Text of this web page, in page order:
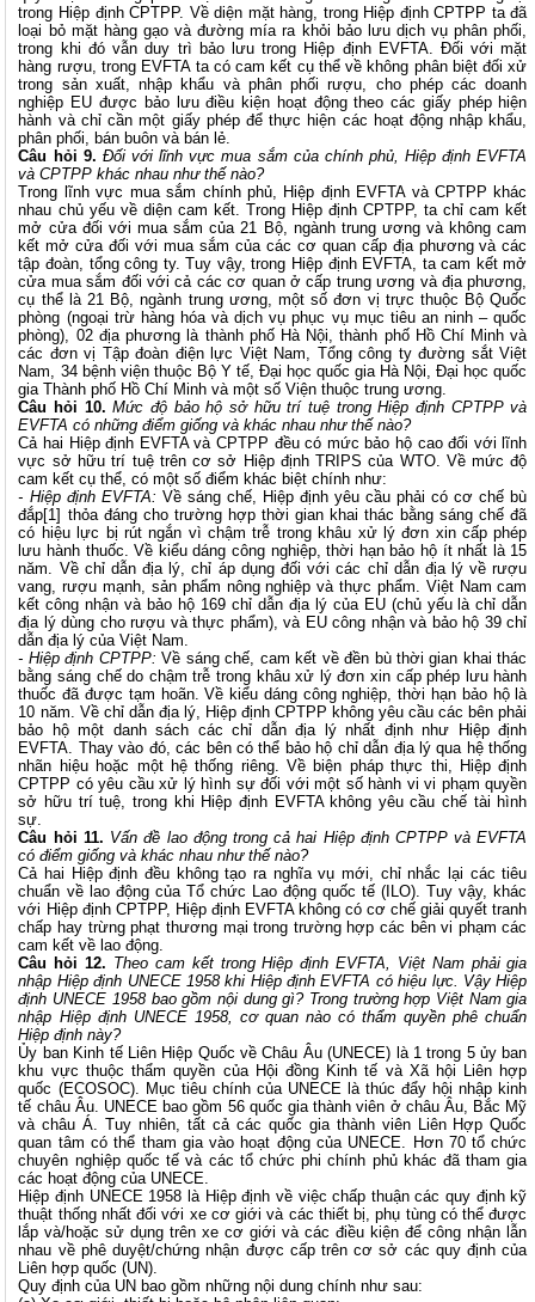
trong Hiệp định CPTPP. Về diện mặt hàng, trong Hiệp định CPTPP ta đã
loại bỏ mặt hàng gạo và đường mía ra khỏi bảo lưu dịch vụ phân phối,
trong khi đó vẫn duy trì bảo lưu trong Hiệp định EVFTA. Đối với mặt
hàng rượu, trong EVFTA ta có cam kết cụ thể về không phân biệt đối xử
trong sản xuất, nhập khẩu và phân phối rượu, cho phép các doanh
nghiệp EU được bảo lưu điều kiện hoạt động theo các giấy phép hiện
hành và chỉ cần một giấy phép để thực hiện các hoạt động nhập khẩu,
phân phối, bán buôn và bán lẻ.
Câu hỏi 9. Đối với lĩnh vực mua sắm của chính phủ, Hiệp định EVFTA
và CPTPP khác nhau như thế nào?
Trong lĩnh vực mua sắm chính phủ, Hiệp định EVFTA và CPTPP khác
nhau chủ yếu về diện cam kết. Trong Hiệp định CPTPP, ta chỉ cam kết
mở cửa đối với mua sắm của 21 Bộ, ngành trung ương và không cam
kết mở cửa đối với mua sắm của các cơ quan cấp địa phương và các
tập đoàn, tổng công ty. Tuy vậy, trong Hiệp định EVFTA, ta cam kết mở
cửa mua sắm đối với cả các cơ quan ở cấp trung ương và địa phương,
cụ thể là 21 Bộ, ngành trung ương, một số đơn vị trực thuộc Bộ Quốc
phòng (ngoại trừ hàng hóa và dịch vụ phục vụ mục tiêu an ninh – quốc
phòng), 02 địa phương là thành phố Hà Nội, thành phố Hồ Chí Minh và
các đơn vị Tập đoàn điện lực Việt Nam, Tổng công ty đường sắt Việt
Nam, 34 bệnh viện thuộc Bộ Y tế, Đại học quốc gia Hà Nội, Đại học quốc
gia Thành phố Hồ Chí Minh và một số Viện thuộc trung ương.
Câu hỏi 10. Mức độ bảo hộ sở hữu trí tuệ trong Hiệp định CPTPP và
EVFTA có những điểm giống và khác nhau như thế nào?
Cả hai Hiệp định EVFTA và CPTPP đều có mức bảo hộ cao đối với lĩnh
vực sở hữu trí tuệ trên cơ sở Hiệp định TRIPS của WTO. Về mức độ
cam kết cụ thể, có một số điểm khác biệt chính như:
- Hiệp định EVFTA: Về sáng chế, Hiệp định yêu cầu phải có cơ chế bù
đắp[1] thỏa đáng cho trường hợp thời gian khai thác bằng sáng chế đã
có hiệu lực bị rút ngắn vì chậm trễ trong khâu xử lý đơn xin cấp phép
lưu hành thuốc. Về kiểu dáng công nghiệp, thời hạn bảo hộ ít nhất là 15
năm. Về chỉ dẫn địa lý, chỉ áp dụng đối với các chỉ dẫn địa lý về rượu
vang, rượu mạnh, sản phẩm nông nghiệp và thực phẩm. Việt Nam cam
kết công nhận và bảo hộ 169 chỉ dẫn địa lý của EU (chủ yếu là chỉ dẫn
địa lý dùng cho rượu và thực phẩm), và EU công nhận và bảo hộ 39 chỉ
dẫn địa lý của Việt Nam.
- Hiệp định CPTPP: Về sáng chế, cam kết về đền bù thời gian khai thác
bằng sáng chế do chậm trễ trong khâu xử lý đơn xin cấp phép lưu hành
thuốc đã được tạm hoãn. Về kiểu dáng công nghiệp, thời hạn bảo hộ là
10 năm. Về chỉ dẫn địa lý, Hiệp định CPTPP không yêu cầu các bên phải
bảo hộ một danh sách các chỉ dẫn địa lý nhất định như Hiệp định
EVFTA. Thay vào đó, các bên có thể bảo hộ chỉ dẫn địa lý qua hệ thống
nhãn hiệu hoặc một hệ thống riêng. Về biện pháp thực thi, Hiệp định
CPTPP có yêu cầu xử lý hình sự đối với một số hành vi vi phạm quyền
sở hữu trí tuệ, trong khi Hiệp định EVFTA không yêu cầu chế tài hình
sự.
Câu hỏi 11. Vấn đề lao động trong cả hai Hiệp định CPTPP và EVFTA
có điểm giống và khác nhau như thế nào?
Cả hai Hiệp định đều không tạo ra nghĩa vụ mới, chỉ nhắc lại các tiêu
chuẩn về lao động của Tổ chức Lao động quốc tế (ILO). Tuy vậy, khác
với Hiệp định CPTPP, Hiệp định EVFTA không có cơ chế giải quyết tranh
chấp hay trừng phạt thương mại trong trường hợp các bên vi phạm các
cam kết về lao động.
Câu hỏi 12. Theo cam kết trong Hiệp định EVFTA, Việt Nam phải gia
nhập Hiệp định UNECE 1958 khi Hiệp định EVFTA có hiệu lực. Vậy Hiệp
định UNECE 1958 bao gồm nội dung gì? Trong trường hợp Việt Nam gia
nhập Hiệp định UNECE 1958, cơ quan nào có thẩm quyền phê chuẩn
Hiệp định này?
Ủy ban Kinh tế Liên Hiệp Quốc về Châu Âu (UNECE) là 1 trong 5 ủy ban
khu vực thuộc thẩm quyền của Hội đồng Kinh tế và Xã hội Liên hợp
quốc (ECOSOC). Mục tiêu chính của UNECE là thúc đẩy hội nhập kinh
tế châu Âu. UNECE bao gồm 56 quốc gia thành viên ở châu Âu, Bắc Mỹ
và châu Á. Tuy nhiên, tất cả các quốc gia thành viên Liên Hợp Quốc
quan tâm có thể tham gia vào hoạt động của UNECE. Hơn 70 tổ chức
chuyên nghiệp quốc tế và các tổ chức phi chính phủ khác đã tham gia
các hoạt động của UNECE.
Hiệp định UNECE 1958 là Hiệp định về việc chấp thuận các quy định kỹ
thuật thống nhất đối với xe cơ giới và các thiết bị, phụ tùng có thể được
lắp và/hoặc sử dụng trên xe cơ giới và các điều kiện để công nhận lẫn
nhau về phê duyệt/chứng nhận được cấp trên cơ sở các quy định của
Liên hợp quốc (UN).
Quy định của UN bao gồm những nội dung chính như sau: